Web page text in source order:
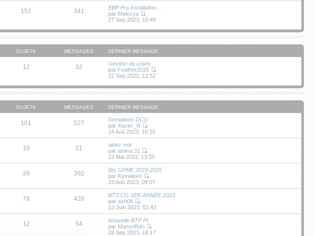
151 341
EBP Pro Installation ...
par Malezya
27 Sep 2023, 10:49
SUJETS MESSAGES DERNIER MESSAGE
12 32
Gestion du cours
par Feather2026
22 Sep 2022, 12:52
SUJETS MESSAGES DERNIER MESSAGE
101 527
formations DCG
par Xavier_R
14 Aoû 2023, 16:10
10 21
aidez moi
paramina 31
23 Mai 2022, 13:35
39 392
Bts GPME 2023-2025
par Kymaleen
23 Aoû 2023, 09:07
78 420
BTS CG 1ER ANNÉE 2023
parash08
13 Juin 2023, 02:42
12 54
Nouvelle BTP PI
par ManonRdn
28 Sep 2023, 18:17